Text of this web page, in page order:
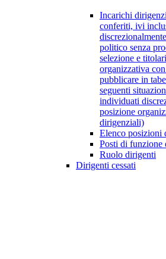
Incarichi
conferiti, ivi
politico senza
selezione e
organizzativa
pubblicare in
seguenti
individuati
posizione
dirigenziali)
Elenco posizioni
Posti di funzione
Ruolo dirigenti
Dirigenti cessati